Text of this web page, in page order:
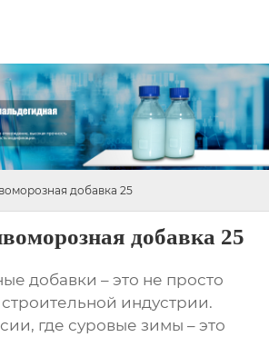
добавка 25
добавка 25
добавки – это не просто
индустрии.
где суровые зимы – это